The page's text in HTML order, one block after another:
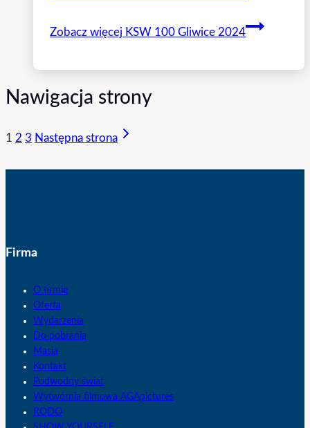
Zobacz więcej KSW 100 Gliwice 2024
Nawigacja strony
1 2 3 Następna strona
Firma
O firmie
Oferta
Wydarzenia
Do pobrania
Masia
Kontakt
Podwodny świat
Wytwórnia filmowa AGApictures
RODO